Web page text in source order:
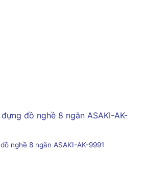
nghề 8 ngăn ASAKI-AK-9991